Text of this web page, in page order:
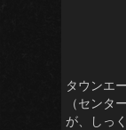
タウンエ
（センタ
が、しっ